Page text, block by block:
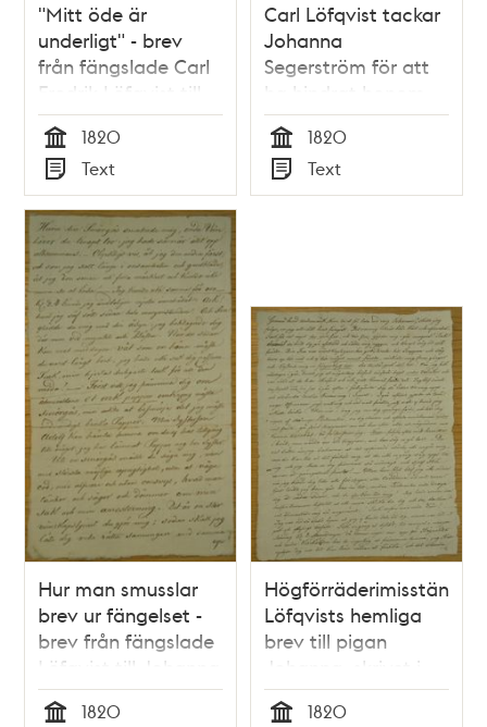
"Mitt öde är
underligt" - brev
från fängslade Carl
Fredrik Löfqvist till
systersonen Adolf
Tid
1820
Typ
Text
Carl Löfqvist tackar
Johanna
Segerström för att
ha hindrat honom
att begå självmord
- brev 1820
Tid
1820
Typ
Text
Hur man smusslar
brev ur fängelset -
brev från fängslade
Löfqvist till Johanna
Segerström 1820
1820
Högförräderimisstänkte
Löfqvists hemliga
brev till pigan
Johanna, skrivet i
fängelsecellen i
Slottet 1820
1820